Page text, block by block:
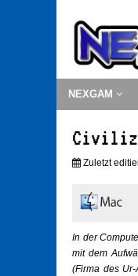
NEXGAM
Zuletzt
In der
mit dem
(Firma des